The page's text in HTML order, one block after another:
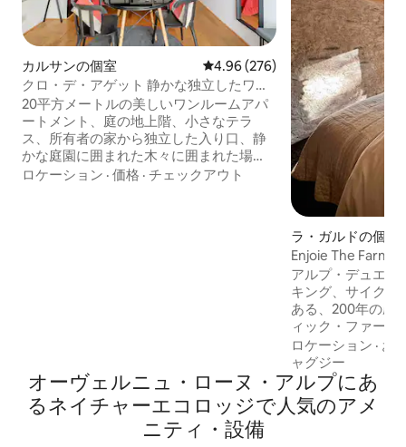
カルサンの個室 レビュー276件、5つ星中4.96つ
4.96 (276)
クロ・デ・アゲット 静かな独立したワン
ルーム
20平方メートルの美しいワンルームアパ
ートメント、庭の地上階、小さなテラ
ス、所有者の家から独立した入り口、静
かな庭園に囲まれた木々に囲まれた場
所。 近くには、アルデシュ渓谷、セーズ
ロケーション · 価格 · チェックアウト
ラ・ガルドの個室
Enjoie The
アルプ・デュエズ
キング、サイクリ
ある、200年の歴
ィック・ファー
ーム付きの静か
さ、静けさ、本格
求めるカップルや
適です。共有の
テラス、庭、さら
ロケーション · お
ャグジー
オーヴェルニュ・ローヌ・アルプにあ
るネイチャーエコロッジで人気のアメ
ニティ・設備